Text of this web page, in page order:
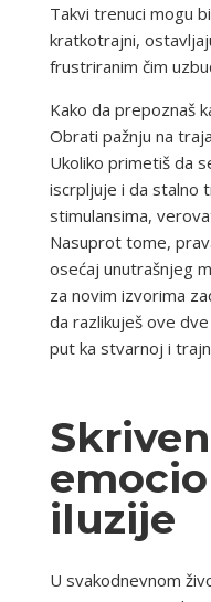
Takvi trenuci mogu
kratkotrajni,
frustriranim čim
Kako da prepoznaš
Obrati pažnju na
Ukoliko primetiš da
iscrpljuje i da stalno
stimulansima,
Nasuprot tome,
osećaj unutrašnjeg
za novim izvorima
da razlikuješ ove
put ka stvarnoj i
iluzije
U svakodnevnom